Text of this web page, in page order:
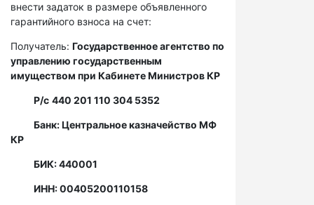
внести задаток в размере объявленного
гарантийного взноса на счет:
Получатель: Государственное агентство по
управлению государственным
имуществом при Кабинете Министров КР
Р/с 440 201 110 304 5352
Банк: Центральное казначейство МФ
КР
БИК: 440001
ИНН: 00405200110158